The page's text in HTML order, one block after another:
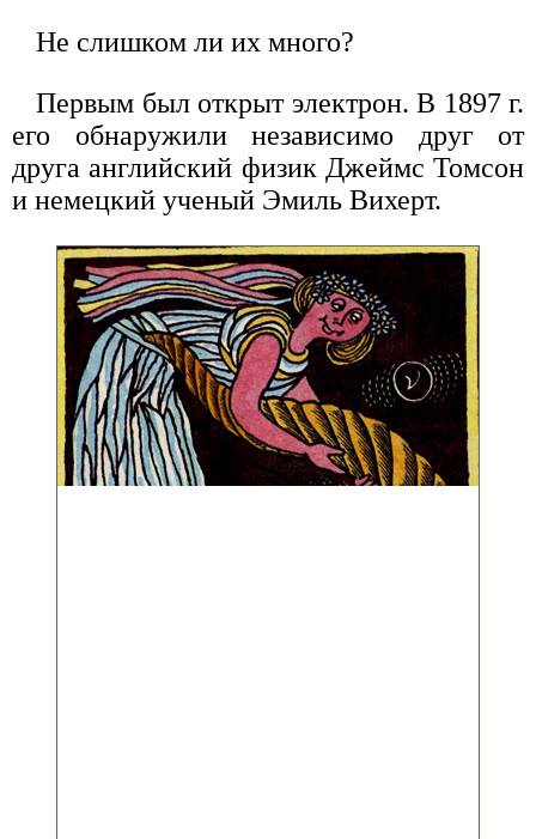
Не слишком ли их много?
Первым был открыт электрон. В 1897 г.
его обнаружили независимо друг от
друга английский физик Джеймс Томсон
и немецкий ученый Эмиль Вихерт.